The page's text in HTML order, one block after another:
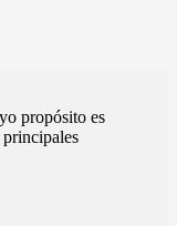
propósito es
principales